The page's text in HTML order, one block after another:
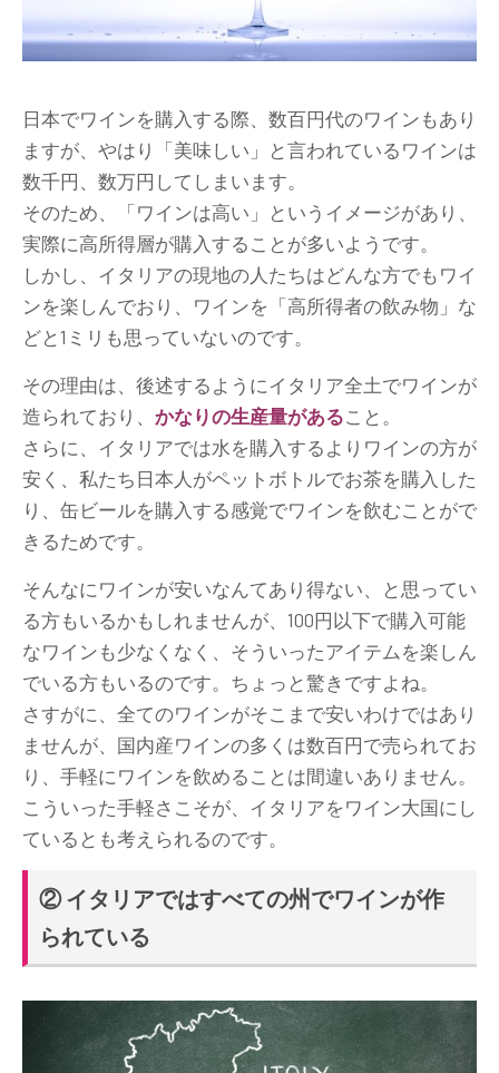
日本でワインを購入する際、数百円代のワインもあり
ますが、やはり「美味しい」と言われているワインは
数千円、数万円してしまいます。
そのため、「ワインは高い」というイメージがあり、
実際に高所得層が購入することが多いようです。
しかし、イタリアの現地の人たちはどんな方でもワイ
ンを楽しんでおり、ワインを「高所得者の飲み物」な
どと1ミリも思っていないのです。
その理由は、後述するようにイタリア全土でワインが
造られており、 かなりの生産量があること。
さらに、イタリアでは水を購入するよりワインの方が
安く、私たち日本人がペットボトルでお茶を購入した
り、缶ビールを購入する感覚でワインを飲むことがで
きるためです。
そんなにワインが安いなんてあり得ない、と思ってい
る方もいるかもしれませんが、100円以下で購入可能
なワインも少なくなく、そういったアイテムを楽しん
でいる方もいるのです。ちょっと驚きですよね。
さすがに、全てのワインがそこまで安いわけではあり
ませんが、国内産ワインの多くは数百円で売られてお
り、手軽にワインを飲めることは間違いありません。
こういった手軽さこそが、イタリアをワイン大国にし
ているとも考えられるのです。
② イタリアではすべての州でワインが作
られている